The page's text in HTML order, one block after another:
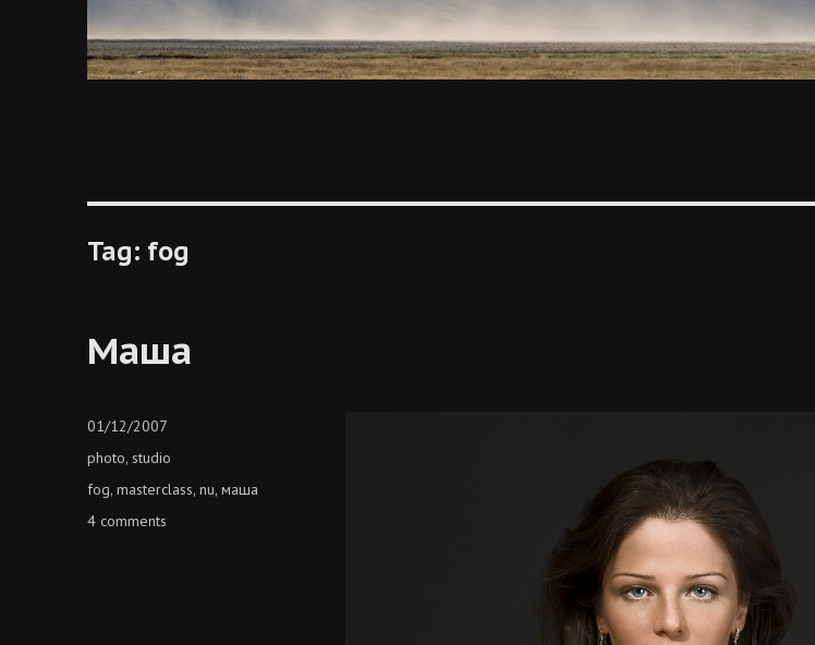
Tag: fog
Маша
Posted
01/12/2007
Categories
photo, studio
Tags
fog,masterclass,nu,маша
4 comments